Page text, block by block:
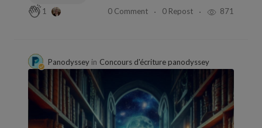
1
0 Comment 0 Repost 871
Panodyssey in Concours d'écriture panodyssey